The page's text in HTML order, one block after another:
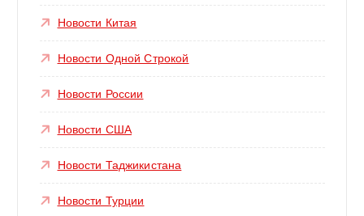
Новости Китая
Новости Одной Строкой
Новости России
Новости США
Новости Таджикистана
Новости Турции